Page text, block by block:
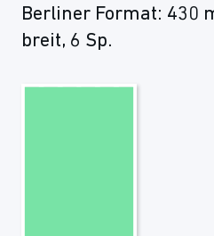
Berliner Format: 430
breit, 6 Sp.